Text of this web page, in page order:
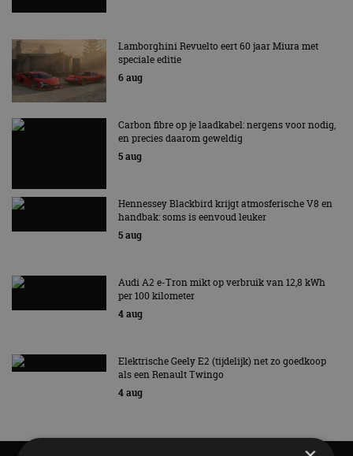
Lamborghini Revuelto eert 60 jaar Miura met
speciale editie
6 aug
Carbon fibre op je laadkabel: nergens voor nodig,
en precies daarom geweldig
5 aug
Hennessey Blackbird krijgt atmosferische V8 en
handbak: soms is eenvoud leuker
5 aug
Audi A2 e-Tron mikt op verbruik van 12,8 kWh
per 100 kilometer
4 aug
Elektrische Geely E2 (tijdelijk) net zo goedkoop
als een Renault Twingo
4 aug